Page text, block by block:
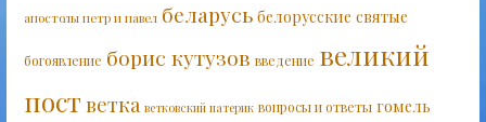
апостолы петр и павел беларусь белорусские святые
богоявление борис кутузов введение великий
постветка ветковский патерик вопросы и ответы гомель